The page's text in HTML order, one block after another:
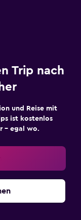
Trip nach
und Reise mit
ist kostenlos
– egal wo.